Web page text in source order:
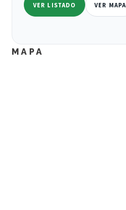
VER LISTADO VER MAPA
MAPA